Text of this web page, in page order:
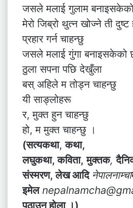
जसले मलाई गुलाम
मेरो जिब्रो थुत्न खोज्ने ती
प्रहार गर्न चाहन्छु
जसले मलाई गुंगा बनाइसकेको
ठुला सपना पछि देखुँला
बस् अहिले म तोड्न चाहन्छु
यी साङ्लोहरू
र, मुक्त हुन चाहन्छु
हो, म मुक्त चाहन्छु ।
(सत्यकथा,कथा,
लघुकथा, कविता, मुक्तक,
संस्मरण, लेख आदि नेपालनाम्चा
इमेल
पठाउनु होला ।)